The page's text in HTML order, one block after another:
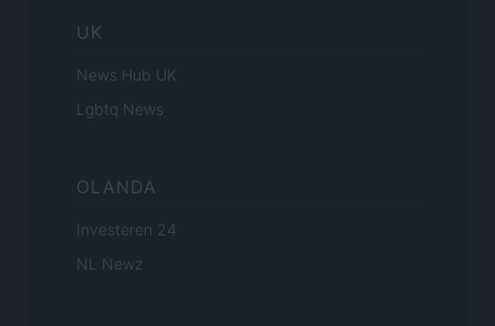
UK
News Hub UK
Lgbtq News
OLANDA
Investeren 24
NL Newz